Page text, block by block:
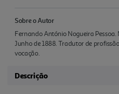
Sobre o Autor
Fernando António Nogueira Pessoa.
Junho de 1888. Tradutor de
vocação.
Descrição